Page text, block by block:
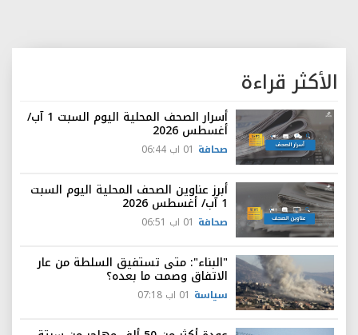
الأكثر قراءة
أسرار الصحف المحلية اليوم السبت 1 آب/
أغسطس 2026
صحافة 01 اب 06:44
أبرز عناوين الصحف المحلية اليوم السبت
1 آب/ أغسطس 2026
صحافة 01 اب 06:51
"البناء": متى تستفيق السلطة من عار
الاتفاق وصمت ما بعده؟
سياسة 01 اب 07:18